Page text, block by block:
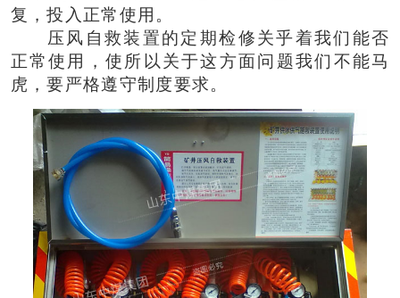
复，投入正常使用。
压风自救装置的定期检修关乎着我们能否
正常使用，使所以关于这方面问题我们不能马
虎，要严格遵守制度要求。